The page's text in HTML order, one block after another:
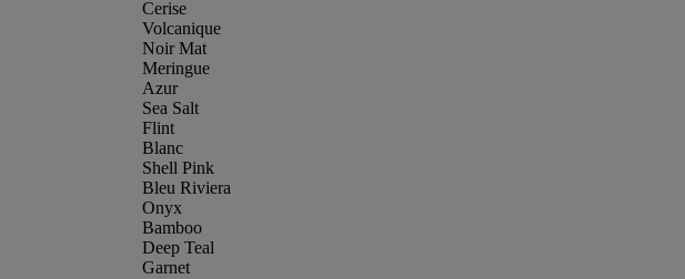
Cerise
Volcanique
Noir Mat
Meringue
Azur
Sea Salt
Flint
Blanc
Shell Pink
Bleu Riviera
Onyx
Bamboo
Deep Teal
Garnet